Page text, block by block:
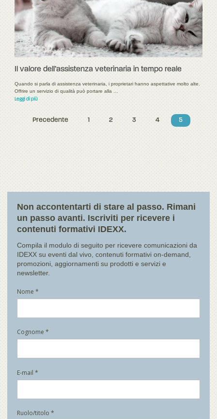
Il valore dell’assistenza veterinaria in tempo reale
Quando si parla di assistenza veterinaria, i proprietari hanno aspettative molto alte.
Offrire un servizio di qualità può portare alla …
Leggi di più
Precedente 1 2 3 4 5
Non accontentarti di stare al passo. Rimani
un passo avanti. Iscriviti per ricevere i
contenuti formativi IDEXX.